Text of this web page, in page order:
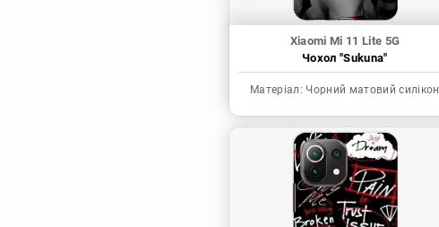
Xiaomi Mi 11 Lite 5G
Чохол "Sukuna"
Матеріал: Чорний матовий силікон